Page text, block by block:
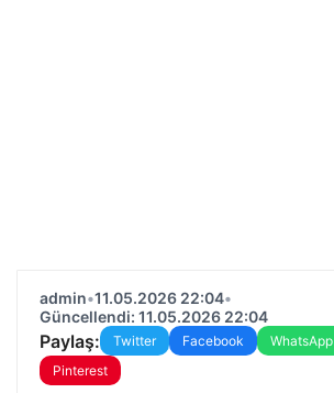
admin•11.05.2026 22:04•
Güncellendi: 11.05.2026 22:04
Paylaş: Twitter Facebook WhatsApp
Pinterest